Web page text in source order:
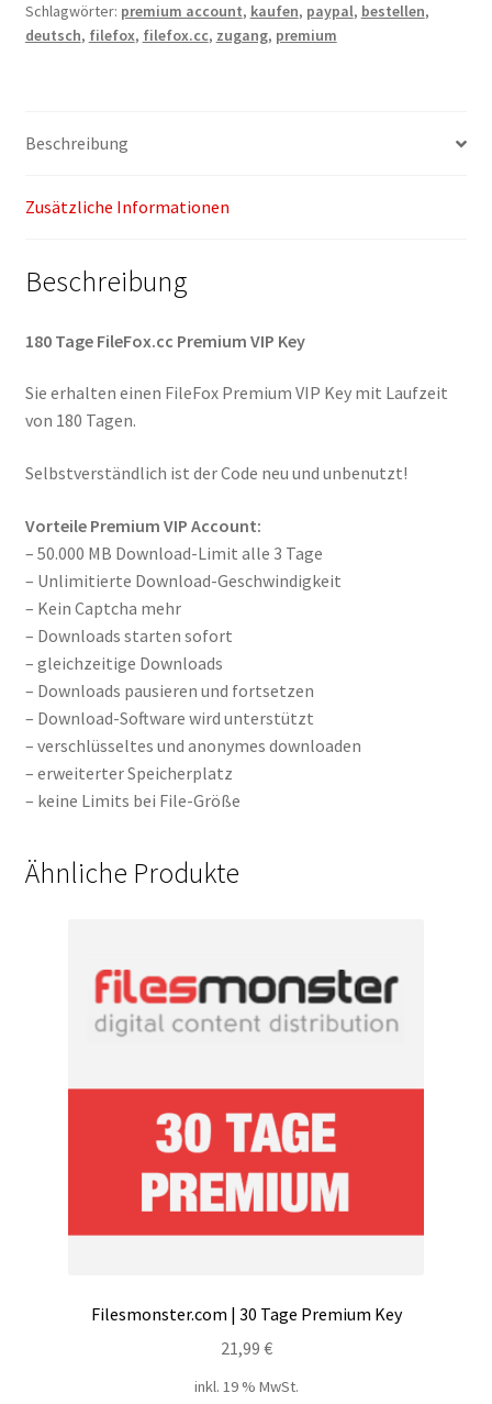
VIP
Key
Schlagwörter: premium account, kaufen, paypal, bestellen,
deutsch, filefox, filefox.cc, zugang, premium
Beschreibung
Zusätzliche Informationen
Beschreibung
180 Tage FileFox.cc Premium VIP Key
Sie erhalten einen FileFox Premium VIP Key mit Laufzeit
von 180 Tagen.
Selbstverständlich ist der Code neu und unbenutzt!
Vorteile Premium VIP Account:
– 50.000 MB Download-Limit alle 3 Tage
– Unlimitierte Download-Geschwindigkeit
– Kein Captcha mehr
– Downloads starten sofort
– gleichzeitige Downloads
– Downloads pausieren und fortsetzen
– Download-Software wird unterstützt
– verschlüsseltes und anonymes downloaden
– erweiterter Speicherplatz
– keine Limits bei File-Größe
Ähnliche Produkte
Filesmonster.com | 30 Tage Premium Key
21,99 €
inkl. 19 % MwSt.